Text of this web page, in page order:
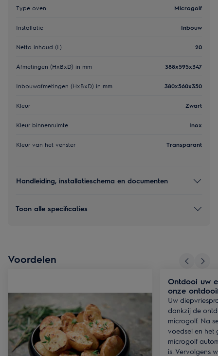
Type oven Microgolf
Installatie Inbouw
Netto inhoud (L) 20
Afmetingen (HxBxD) in mm 388x595x347
Inbouwafmetingen (HxBxD) in mm 380x560x350
Kleur Zwart
Kleur binnenruimte Inox
Kleur van het venster Transparant
Handleiding, installatieschema en documenten
Toon alle specificaties
Voordelen
Ontdooi uw
onze
Uw
dankzij de
microgolf. Na
voedsel en het
microgolf
is. Vervolgens